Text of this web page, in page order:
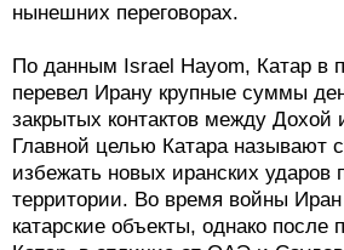
нынешних переговорах.
По данным Israel Hayom, Катар в
перевел Ирану крупные суммы
закрытых контактов между Дохой
Главной целью Катара называют
избежать новых иранских ударов
территории. Во время войны Иран
катарские объекты, однако после